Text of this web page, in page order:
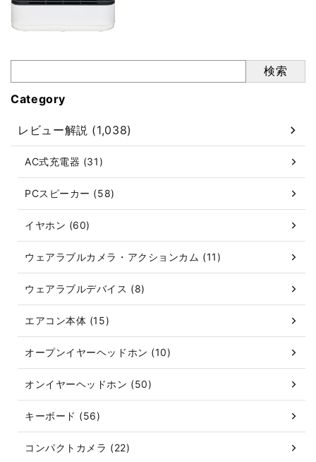
検索
Category
レビュー解説 (1,038)
AC式充電器 (31)
PCスピーカー (58)
イヤホン (60)
ウェアラブルカメラ・アクションカム (11)
ウェアラブルデバイス (8)
エアコン本体 (15)
オープンイヤーヘッドホン (10)
オンイヤーヘッドホン (50)
キーボード (56)
コンパクトカメラ (22)